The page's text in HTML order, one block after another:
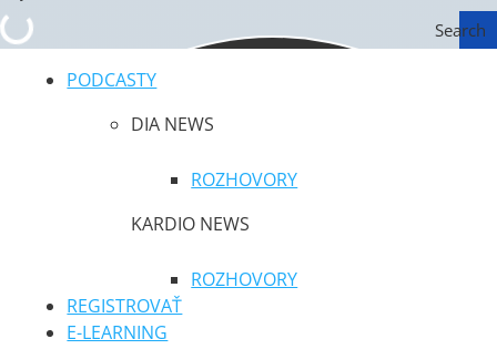
Search
PODCASTY
DIA NEWS
ROZHOVORY
KARDIO NEWS
ROZHOVORY
REGISTROVAŤ
E-LEARNING